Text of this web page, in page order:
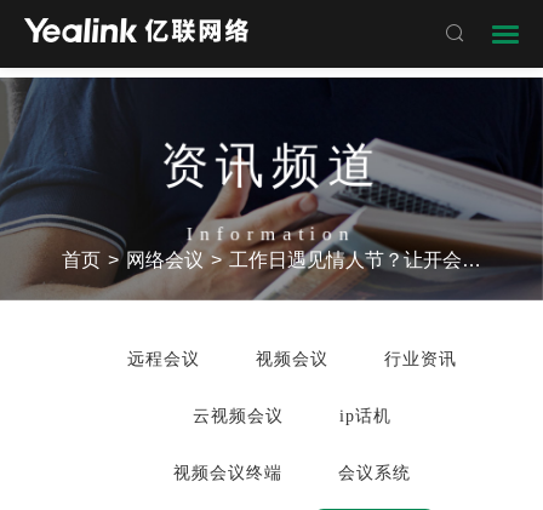

资讯频道
Information
首页 > 网络会议 > 工作日遇见情人节？让开会快一点，约会早一点
远程会议 视频会议 行业资讯
云视频会议 ip话机
视频会议终端 会议系统